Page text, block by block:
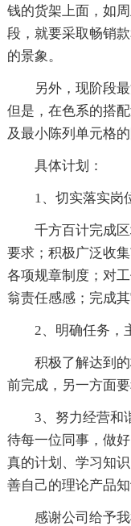
钱的货架上面，如
段，就要采取畅销
的景象。
另外，现阶段
但是，在色系的搭
及最小陈列单元格
具体计划：
1、切实落实岗
千方百计完成
要求；积极广泛收
各项规章制度；对
翁责任感感；完成其
2、明确任务，
积极了解达到
前完成，另一方面
3、努力经营和
待每一位同事，做
真的计划、学习知
善自己的理论产品
感谢公司给予